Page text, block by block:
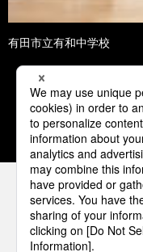
有田市立有和中学校
1 2
パナソニック